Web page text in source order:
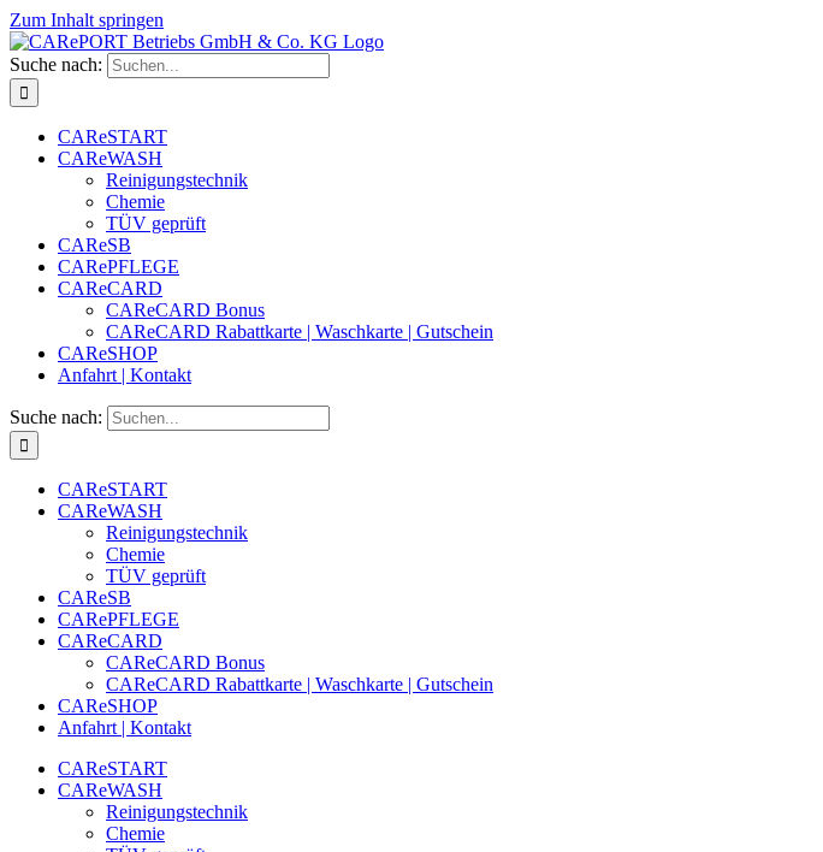
Zum Inhalt springen
Suche nach:
CAReSTART
CAReWASH
Reinigungstechnik
Chemie
TÜV geprüft
CAReSB
CARePFLEGE
CAReCARD
CAReCARD Bonus
CAReCARD Rabattkarte | Waschkarte | Gutschein
CAReSHOP
Anfahrt | Kontakt
Suche nach:
CAReSTART
CAReWASH
Reinigungstechnik
Chemie
TÜV geprüft
CAReSB
CARePFLEGE
CAReCARD
CAReCARD Bonus
CAReCARD Rabattkarte | Waschkarte | Gutschein
CAReSHOP
Anfahrt | Kontakt
CAReSTART
CAReWASH
Reinigungstechnik
Chemie